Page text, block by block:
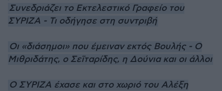
Συνεδριάζει το Εκτελεστικό Γραφείο του
ΣΥΡΙΖΑ - Τι οδήγησε στη συντριβή
Οι «διάσημοι» που έμειναν εκτός Βουλής - Ο
Μιθριδάτης, ο Σεϊταρίδης, η Δούνια και οι άλλοι
Ο ΣΥΡΙΖΑ έχασε και στο χωριό του Αλέξη